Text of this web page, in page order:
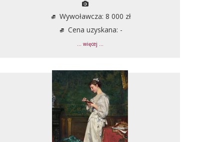
Wywoławcza: 8 000 zł
Cena uzyskana: -
... więcej ...